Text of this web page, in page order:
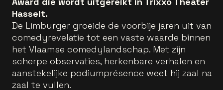
Hasselt.
De Limburger groeide de voorbije jaren uit van
comedyrevelatie tot een vaste waarde binnen
het Vlaamse comedylandschap. Met zijn
scherpe observaties, herkenbare verhalen en
aanstekelijke podiumprésence weet hij zaal na
zaal te vullen.